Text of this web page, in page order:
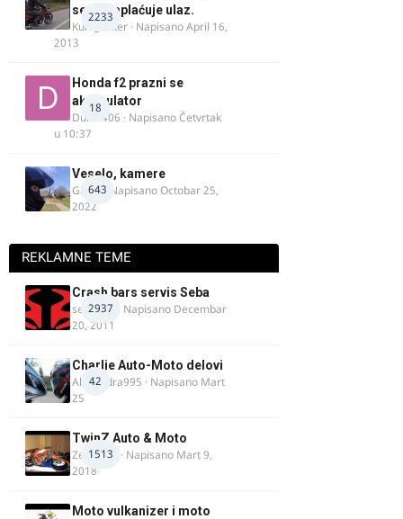
2233
se ne naplaćuje ulaz.
Kum_Mixer · NapisanoApril 16,
2013
18
Honda f2 prazni se
akomulator
Dule1406 · NapisanoČetvrtak
u 10:37
643
Veselo, kamere
GR 46· NapisanoOctobar 25,
2022
REKLAMNE TEME
2937
Crash bars servis Seba
seba011 · Napisano Decembar
20, 2011
42
Charlie Auto-Moto delovi
Alexandra995 · Napisano Mart
25
1513
TwinZ Auto & Moto
Zeljkamp · Napisano Mart 9,
2018
Moto vulkanizer i moto